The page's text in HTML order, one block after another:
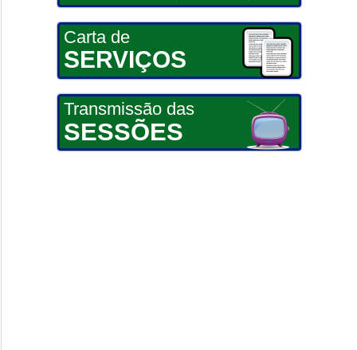
Carta de
SERVIÇOS
Transmissão das
SESSÕES